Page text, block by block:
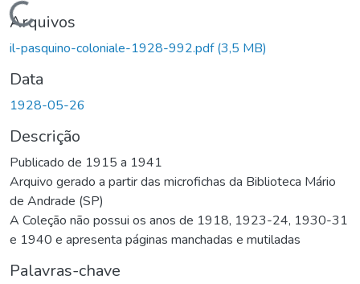
Carregando...
Arquivos
il-pasquino-coloniale-1928-992.pdf(3,5 MB)
Data
1928-05-26
Descrição
Publicado de 1915 a 1941
Arquivo gerado a partir das microfichas da Biblioteca Mário
de Andrade (SP)
A Coleção não possui os anos de 1918, 1923-24, 1930-31
e 1940 e apresenta páginas manchadas e mutiladas
Palavras-chave